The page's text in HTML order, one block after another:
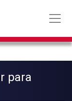
para